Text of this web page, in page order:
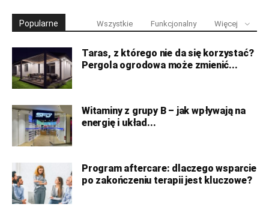
Popularne Wszystkie Funkcjonalny Więcej
Taras, z którego nie da się korzystać?
Pergola ogrodowa może zmienić...
Witaminy z grupy B – jak wpływają na
energię i układ...
Program aftercare: dlaczego wsparcie
po zakończeniu terapii jest kluczowe?